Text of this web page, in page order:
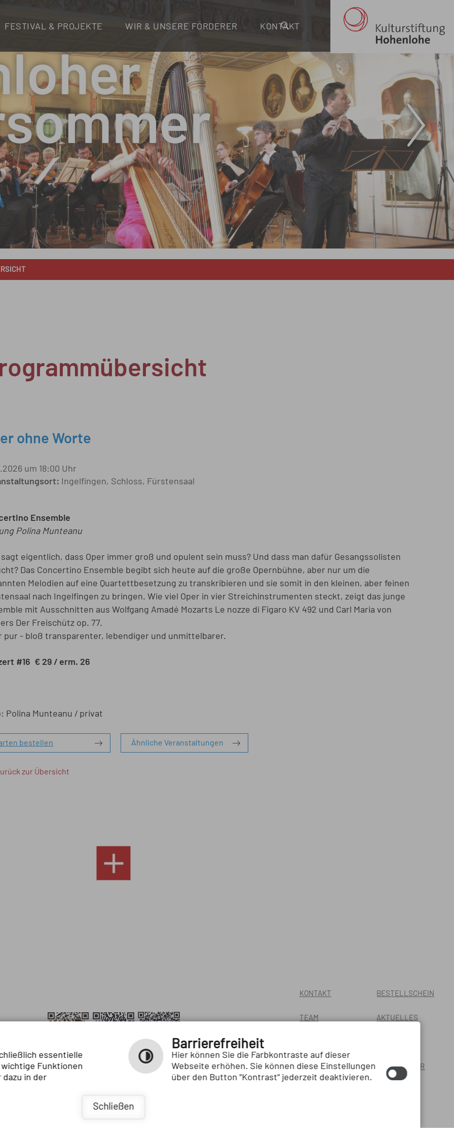
FESTIVAL & PROJEKTE WIR & UNSERE FÖRDERER KONTAKT
ohne Worte
um 18:00 Uhr
Ingelfingen, Schloss, Fürstensaal
Ensemble
Polina Munteanu
eigentlich, dass Oper immer groß und opulent sein muss? Und dass man dafür Gesangssolisten
Das Concertino Ensemble begibt sich heute auf die große Opernbühne, aber nur um die
Melodien auf eine Quartettbesetzung zu transkribieren und sie somit in den kleinen, aber feinen
nach Ingelfingen zu bringen. Wie viel Oper in vier Streichinstrumenten steckt, zeigt das junge
mit Ausschnitten aus Wolfgang Amadé Mozarts Le nozze di Figaro KV 492 und Carl Maria von
Der Freischütz op. 77.
pur - bloß transparenter, lebendiger und unmittelbarer.
#16 € 29 / erm. 26
Polina Munteanu / privat
bestellen Ähnliche Veranstaltungen
zur Übersicht
KONTAKT BESTELLSCHEIN
TEAM AKTUELLES
RESPONSIVE NEWSLETTER
essentielle
Funktionen
dazu in der
Barrierefreiheit
Hier können Sie die Farbkontraste auf dieser
Webseite erhöhen. Sie können diese Einstellungen
über den Button "Kontrast" jederzeit deaktivieren.
Schließen